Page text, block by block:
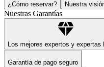
¿Cómo reservar? Nuestra
Nuestras Garantías
Los mejores expertos y expertas
Garantía de pago seguro